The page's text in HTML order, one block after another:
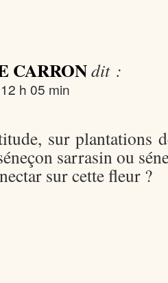
CARRONdit :
h 05 min
sur plantations
sarrasin ou
sur cette fleur ?